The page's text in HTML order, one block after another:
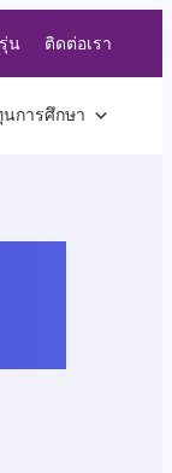
น ติดต่อเรา
นการศึกษา